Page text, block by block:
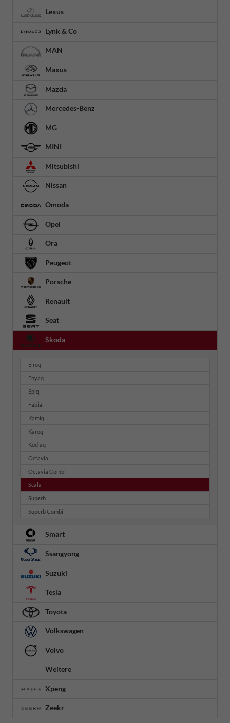
Lexus
Lynk & Co
MAN
Maxus
Mazda
Mercedes-Benz
MG
MINI
Mitsubishi
Nissan
Omoda
Opel
Ora
Peugeot
Porsche
Renault
Seat
Skoda
Elroq
Enyaq
Epiq
Fabia
Kamiq
Karoq
Kodiaq
Octavia
Octavia Combi
Scala
Superb
Superb Combi
Smart
Ssangyong
Suzuki
Tesla
Toyota
Volkswagen
Volvo
Weitere
Xpeng
Zeekr